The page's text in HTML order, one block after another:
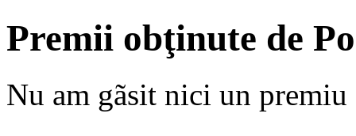
Premii obţinute de
Nu am gãsit nici un premiu